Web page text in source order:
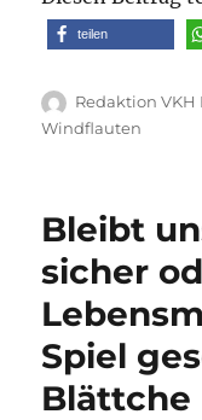
teilen
Autor
Redaktion VKH
Windflauten
Bleibt
sicher
Spiel
Blättche